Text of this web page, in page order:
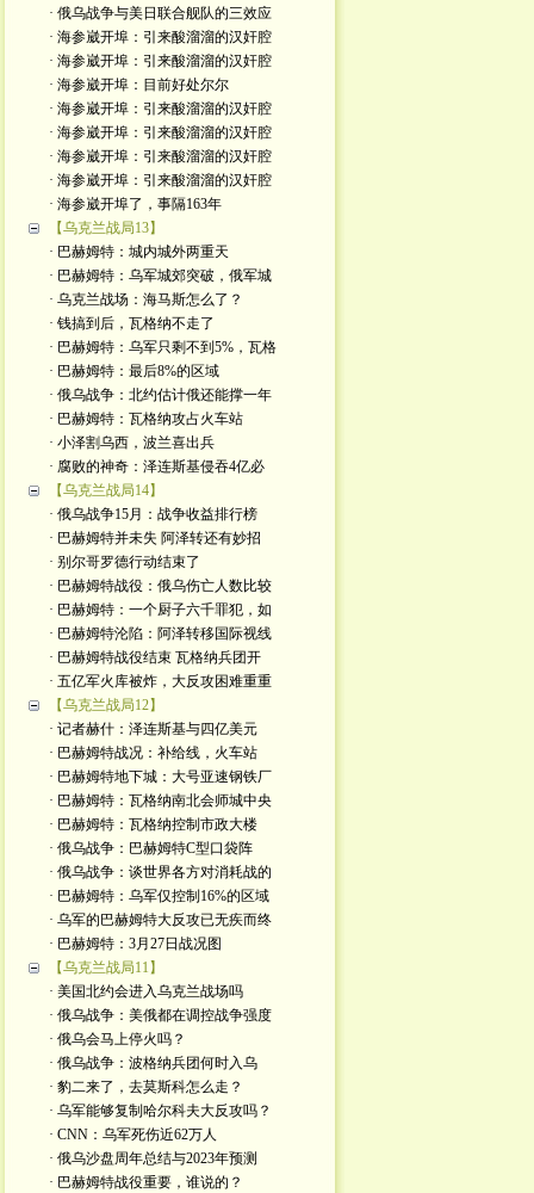
· 俄乌战争与美日联合舰队的三效应
· 海参崴开埠：引来酸溜溜的汉奸腔
· 海参崴开埠：引来酸溜溜的汉奸腔
· 海参崴开埠：目前好处尔尔
· 海参崴开埠：引来酸溜溜的汉奸腔
· 海参崴开埠：引来酸溜溜的汉奸腔
· 海参崴开埠：引来酸溜溜的汉奸腔
· 海参崴开埠：引来酸溜溜的汉奸腔
· 海参崴开埠了，事隔163年
【乌克兰战局13】
· 巴赫姆特：城内城外两重天
· 巴赫姆特：乌军城郊突破，俄军城
· 乌克兰战场：海马斯怎么了？
· 钱搞到后，瓦格纳不走了
· 巴赫姆特：乌军只剩不到5%，瓦格
· 巴赫姆特：最后8%的区域
· 俄乌战争：北约估计俄还能撑一年
· 巴赫姆特：瓦格纳攻占火车站
· 小泽割乌西，波兰喜出兵
· 腐败的神奇：泽连斯基侵吞4亿必
【乌克兰战局14】
· 俄乌战争15月：战争收益排行榜
· 巴赫姆特并未失 阿泽转还有妙招
· 别尔哥罗德行动结束了
· 巴赫姆特战役：俄乌伤亡人数比较
· 巴赫姆特：一个厨子六千罪犯，如
· 巴赫姆特沦陷：阿泽转移国际视线
· 巴赫姆特战役结束 瓦格纳兵团开
· 五亿军火库被炸，大反攻困难重重
【乌克兰战局12】
· 记者赫什：泽连斯基与四亿美元
· 巴赫姆特战况：补给线，火车站
· 巴赫姆特地下城：大号亚速钢铁厂
· 巴赫姆特：瓦格纳南北会师城中央
· 巴赫姆特：瓦格纳控制市政大楼
· 俄乌战争：巴赫姆特C型口袋阵
· 俄乌战争：谈世界各方对消耗战的
· 巴赫姆特：乌军仅控制16%的区域
· 乌军的巴赫姆特大反攻已无疾而终
· 巴赫姆特：3月27日战况图
【乌克兰战局11】
· 美国北约会进入乌克兰战场吗
· 俄乌战争：美俄都在调控战争强度
· 俄乌会马上停火吗？
· 俄乌战争：波格纳兵团何时入乌
· 豹二来了，去莫斯科怎么走？
· 乌军能够复制哈尔科夫大反攻吗？
· CNN：乌军死伤近62万人
· 俄乌沙盘周年总结与2023年预测
· 巴赫姆特战役重要，谁说的？